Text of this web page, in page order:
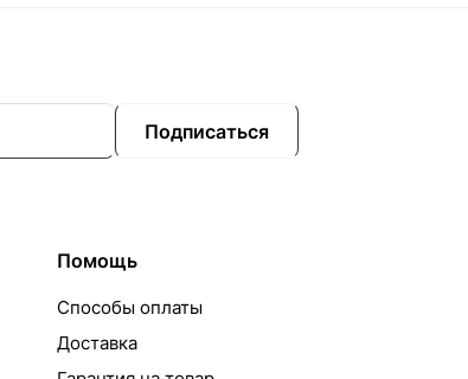
Подписаться
Помощь
Способы оплаты
Доставка